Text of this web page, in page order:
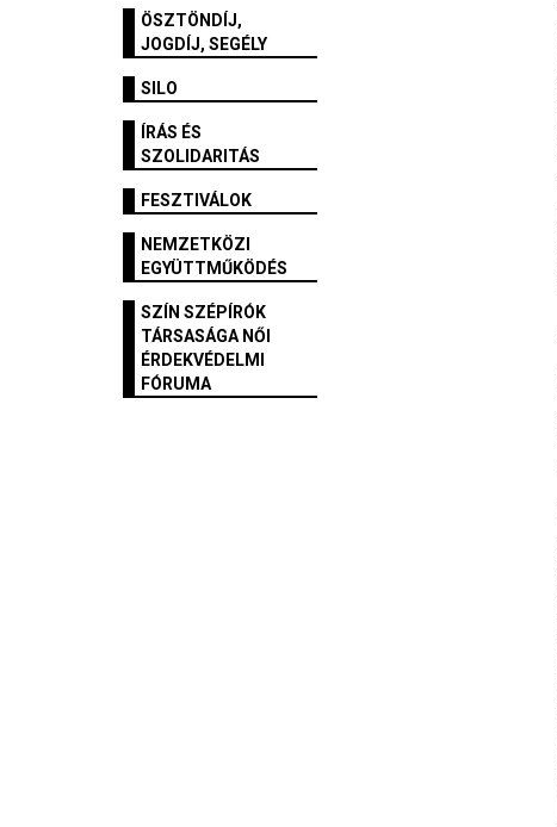
ÖSZTÖNDÍJ,
JOGDÍJ, SEGÉLY
SILO
ÍRÁS ÉS
SZOLIDARITÁS
FESZTIVÁLOK
NEMZETKÖZI
EGYÜTTMŰKÖDÉS
SZÍN SZÉPÍRÓK
TÁRSASÁGA NŐI
ÉRDEKVÉDELMI
FÓRUMA